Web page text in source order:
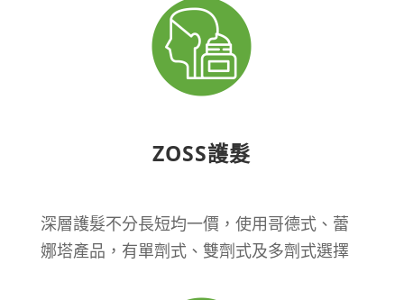
ZOSS護髮
深層護髮不分長短均一價，使用哥德式、蕾
娜塔產品，有單劑式、雙劑式及多劑式選擇